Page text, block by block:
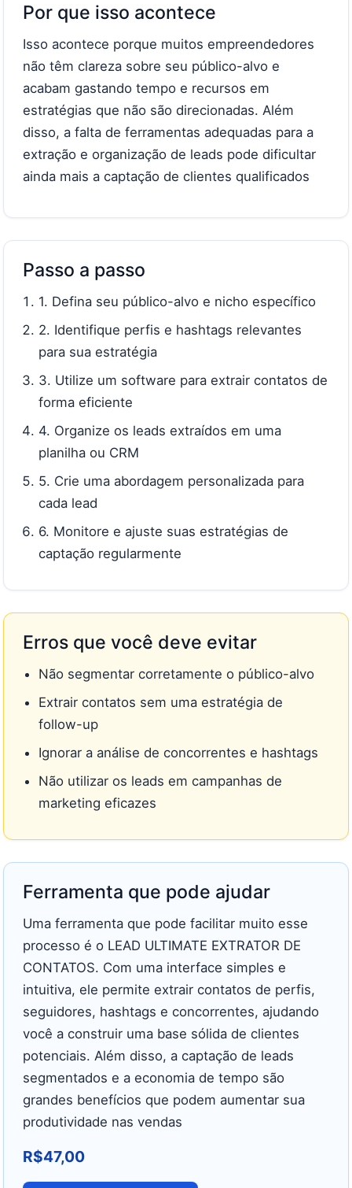
Por que isso acontece
Isso acontece porque muitos empreendedores
não têm clareza sobre seu público-alvo e
acabam gastando tempo e recursos em
estratégias que não são direcionadas. Além
disso, a falta de ferramentas adequadas para a
extração e organização de leads pode dificultar
ainda mais a captação de clientes qualificados
Passo a passo
1. Defina seu público-alvo e nicho específico
2. Identifique perfis e hashtags relevantes
para sua estratégia
3. Utilize um software para extrair contatos de
forma eficiente
4. Organize os leads extraídos em uma
planilha ou CRM
5. Crie uma abordagem personalizada para
cada lead
6. Monitore e ajuste suas estratégias de
captação regularmente
Erros que você deve evitar
Não segmentar corretamente o público-alvo
Extrair contatos sem uma estratégia de
follow-up
Ignorar a análise de concorrentes e hashtags
Não utilizar os leads em campanhas de
marketing eficazes
Ferramenta que pode ajudar
Uma ferramenta que pode facilitar muito esse
processo é o LEAD ULTIMATE EXTRATOR DE
CONTATOS. Com uma interface simples e
intuitiva, ele permite extrair contatos de perfis,
seguidores, hashtags e concorrentes, ajudando
você a construir uma base sólida de clientes
potenciais. Além disso, a captação de leads
segmentados e a economia de tempo são
grandes benefícios que podem aumentar sua
produtividade nas vendas
R$47,00